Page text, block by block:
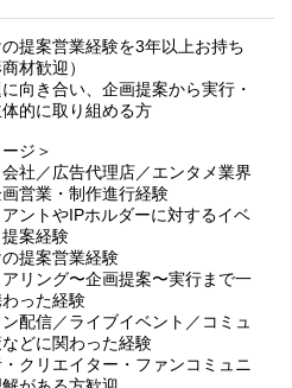
の提案営業経験を3年以上お持ち
材歓迎）
に向き合い、企画提案から実行・
的に取り組める方
ジ＞
会社／広告代理店／エンタメ業界
営業・制作進行経験
ントやIPホルダーに対するイベ
案経験
の提案営業経験
リング〜企画提案〜実行まで一
った経験
ン配信／ライブイベント／コミュ
どに関わった経験
クリエイター・ファンコミュニ